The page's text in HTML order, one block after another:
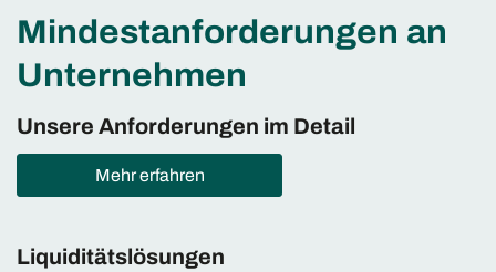
Mindestanfor­der­ungen an
Unternehmen
Unsere Anforderungen im Detail
Mehr erfahren
Liquiditäts­lösungen